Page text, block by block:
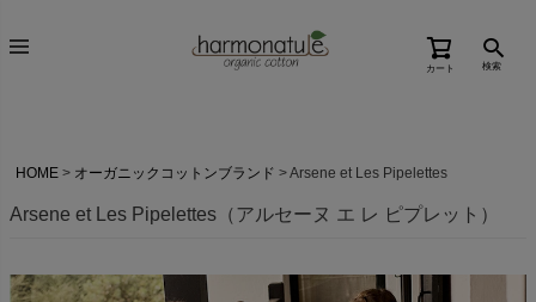
カート 検索
HOME オーガニックコットンブランド Arsene et Les Pipelettes
Arsene et Les Pipelettes（アルセーヌ エ レ ピプレット）